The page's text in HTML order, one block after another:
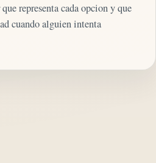
representa cada opcion y que
cuando alguien intenta